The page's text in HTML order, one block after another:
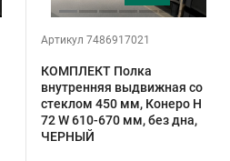
Артикул 7486917021
КОМПЛЕКТ Полка
внутренняя выдвижная со
стеклом 450 мм, Конеро H
72 W 610-670 мм, без дна,
ЧЕРНЫЙ